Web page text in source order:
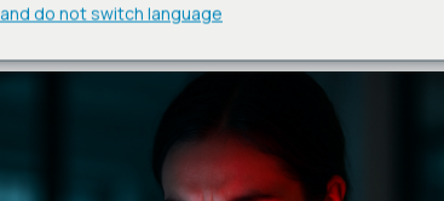
2025?
do not switch language